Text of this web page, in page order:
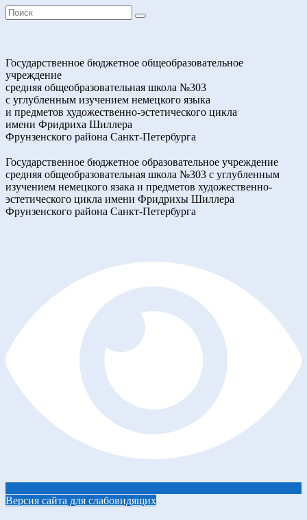
Государственное бюджетное общеобразовательное
учреждение
средняя общеобразовательная школа №303
с углубленным изучением немецкого языка
и предметов художественно-эстетического цикла
имени Фридриха Шиллера
Фрунзенского района Санкт-Петербурга
Государственное бюджетное образовательное учреждение
средняя общеобразовательная школа №303 с углубленным
изучением немецкого язака и предметов художественно-
эстетического цикла имени Фридрихы Шиллера
Фрунзенского района Санкт-Петербурга
Версия сайта для слабовидящих